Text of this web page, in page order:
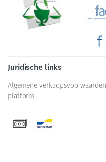
Juridische links
Algemene verkoopsvoorwaarden
platform